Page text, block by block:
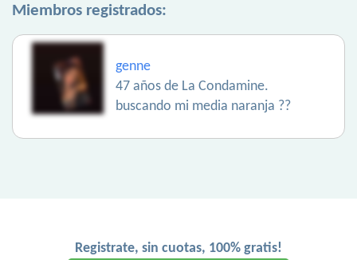
Miembros registrados:
genne
47 años de La Condamine.
buscando mi media naranja ??
Registrate, sin cuotas, 100% gratis!